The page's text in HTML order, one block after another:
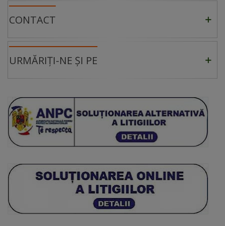
CONTACT
URMĂRIȚI-NE ȘI PE